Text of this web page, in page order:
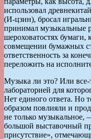
использовал
(И-цзин), бросал
принимал музыкальные
шероховатостях бумаги,
совмещении бумажных
ответственность за
переложить на
Музыка ли это? Или
лабораторией для
Нет единого ответа.
образом повлияли и
не только
большой выставочный
присутствие»,